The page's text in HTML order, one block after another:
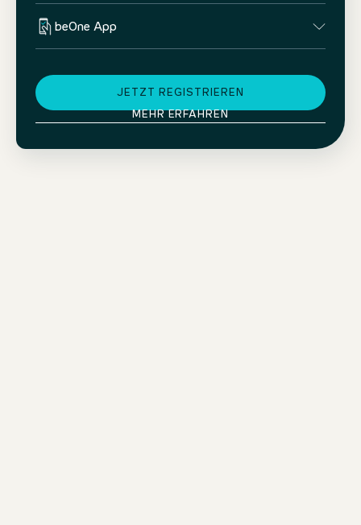
beOne App
JETZT REGISTRIEREN
MEHR ERFAHREN